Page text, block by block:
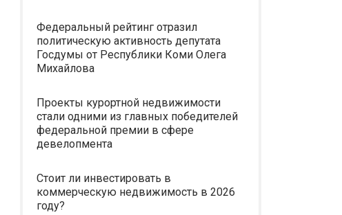
Федеральный рейтинг отразил
политическую активность депутата
Госдумы от Республики Коми Олега
Михайлова
Проекты курортной недвижимости
стали одними из главных победителей
федеральной премии в сфере
девелопмента
Стоит ли инвестировать в
коммерческую недвижимость в 2026
году?